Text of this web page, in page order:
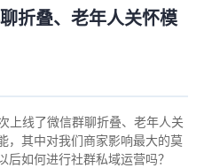
折叠、老年人关怀模
上线了微信群聊折叠、老年人关
，其中对我们商家影响最大的莫
如何进行社群私域运营吗？